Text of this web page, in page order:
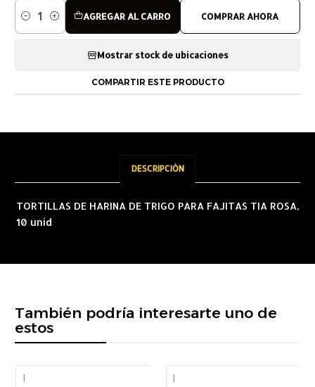
Cantidad
AGREGAR AL CARRO COMPRAR AHORA
Mostrar stock de ubicaciones
COMPARTIR ESTE PRODUCTO
DESCRIPCIÓN
TORTILLAS DE HARINA DE TRIGO PARA FAJITAS TIA ROSA,
10 unid
También podría interesarte uno de
estos
| |